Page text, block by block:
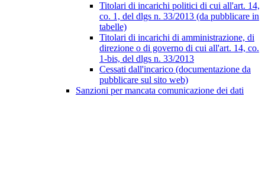
Titolari di incarichi politici di cui all'art. 14,
co. 1, del dlgs n. 33/2013 (da pubblicare in
tabelle)
Titolari di incarichi di amministrazione, di
direzione o di governo di cui all'art. 14, co.
1-bis, del dlgs n. 33/2013
Cessati dall'incarico (documentazione da
pubblicare sul sito web)
Sanzioni per mancata comunicazione dei dati